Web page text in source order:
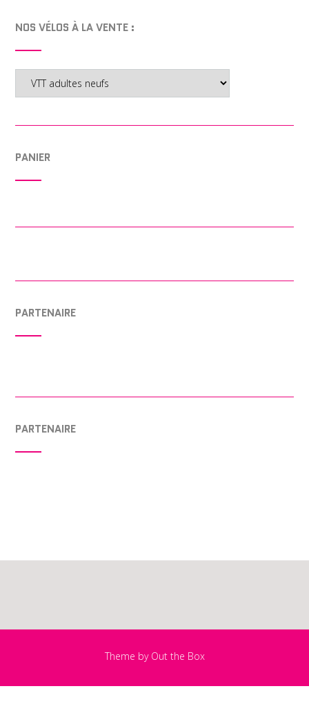
NOS VÉLOS À LA VENTE :
PANIER
PARTENAIRE
PARTENAIRE
Theme by Out the Box